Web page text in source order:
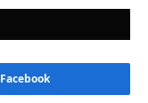
Facebook